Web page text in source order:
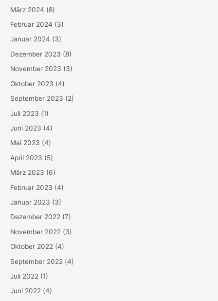
März 2024 (8)
Februar 2024 (3)
Januar 2024 (3)
Dezember 2023 (8)
November 2023 (3)
Oktober 2023 (4)
September 2023 (2)
Juli 2023 (1)
Juni 2023 (4)
Mai 2023 (4)
April 2023 (5)
März 2023 (6)
Februar 2023 (4)
Januar 2023 (3)
Dezember 2022 (7)
November 2022 (3)
Oktober 2022 (4)
September 2022 (4)
Juli 2022 (1)
Juni 2022 (4)